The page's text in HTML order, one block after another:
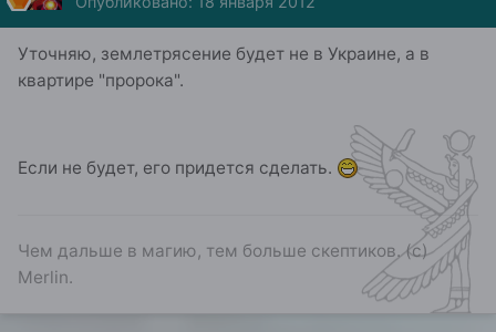
Уточняю, землетрясение будет не в Украине, а в
квартире "пророка".
Если не будет, его придется сделать.
Чем дальше в магию, тем больше скептиков. (с)
Merlin.